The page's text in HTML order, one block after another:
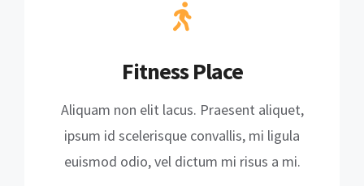
Fitness Place
Aliquam non elit lacus. Praesent aliquet,
ipsum id scelerisque convallis, mi ligula
euismod odio, vel dictum mi risus a mi.